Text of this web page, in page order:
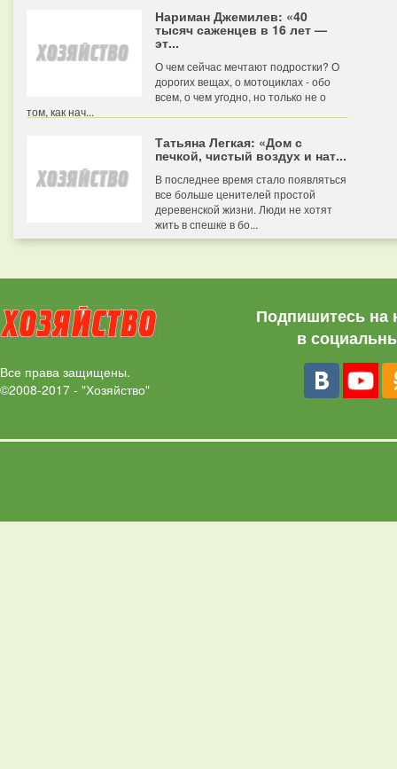
Нариман Джемилев: «40
тысяч саженцев в 16 лет —
эт...
О чем сейчас мечтают подростки? О
дорогих вещах, о мотоциклах - обо
всем, о чем угодно, но только не о
том, как нач...
Татьяна Легкая: «Дом с
печкой, чистый воздух и нат...
В последнее время стало появляться
все больше ценителей простой
деревенской жизни. Люди не хотят
жить в спешке в бо...
Все права защищены.
©2008-2017 - "Хозяйство"
Подпишитесь на
в